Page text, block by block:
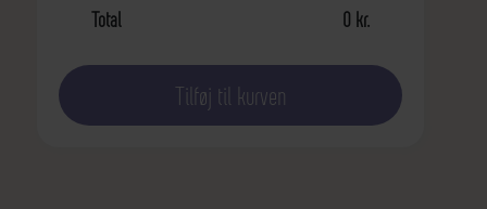
Total 0 kr.
Tilføj til kurven